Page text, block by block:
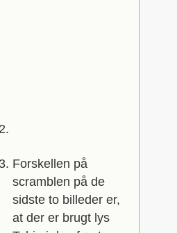
Forskellen på
scramblen på de
sidste to billeder er,
at der er brugt lys